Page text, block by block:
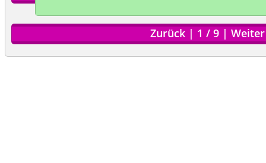
Zurück | 1 / 9 | Weiter